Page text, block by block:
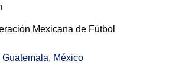
Mexicana de Fútbol
Guatemala, México